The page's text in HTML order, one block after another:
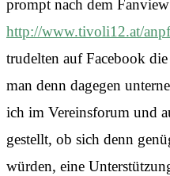
prompt nach dem
http://www.tivoli12.at/
trudelten auf Facebook
man denn dagegen
ich im Vereinsforum und
gestellt, ob sich denn
würden, eine